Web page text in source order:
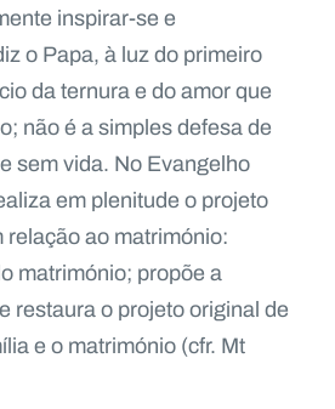
inspirar-se e
o Papa, à luz do primeiro
da ternura e do amor que
não é a simples defesa de
sem vida. No Evangelho
em plenitude o projeto
relação ao matrimónio:
matrimónio; propõe a
restaura o projeto original de
e o matrimónio (cfr. Mt